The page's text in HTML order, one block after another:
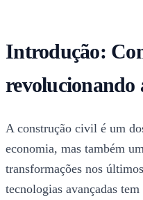
Introdução:
revolucionando
A construção civil é um
economia, mas também
transformações nos
tecnologias avançadas